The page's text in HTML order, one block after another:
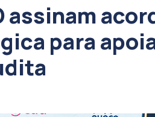
assinam
para